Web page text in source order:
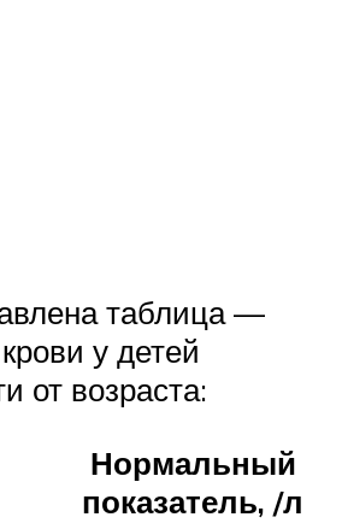
таблица —
у детей
от возраста:
Нормальный
показатель, /л